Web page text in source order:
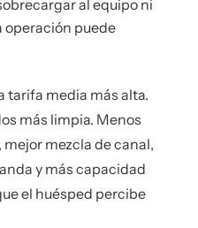
al equipo ni
operación puede
tarifa media más alta.
más limpia. Menos
mezcla de canal,
y más capacidad
el huésped percibe